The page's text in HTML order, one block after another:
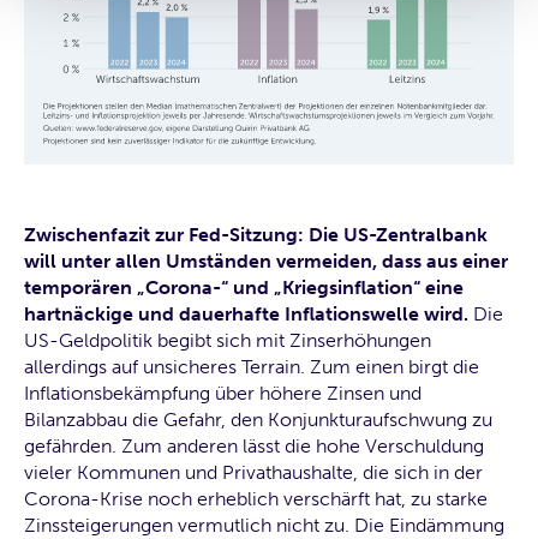
Zwischenfazit zur Fed-Sitzung: Die US-Zentralbank
will unter allen Umständen vermeiden, dass aus einer
temporären „Corona-“ und „Kriegsinflation“ eine
hartnäckige und dauerhafte Inflationswelle wird. Die
US-Geldpolitik begibt sich mit Zinserhöhungen
allerdings auf unsicheres Terrain. Zum einen birgt die
Inflationsbekämpfung über höhere Zinsen und
Bilanzabbau die Gefahr, den Konjunkturaufschwung zu
gefährden. Zum anderen lässt die hohe Verschuldung
vieler Kommunen und Privathaushalte, die sich in der
Corona-Krise noch erheblich verschärft hat, zu starke
Zinssteigerungen vermutlich nicht zu. Die Eindämmung